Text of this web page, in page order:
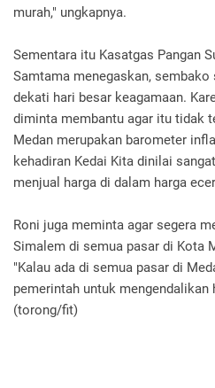
murah," ungkapnya.
Sementara itu Kasatgas Pangan
Samtama menegaskan,‎
dekati hari besar keagamaan.
diminta membantu agar itu tidak
Medan merupakan barometer
kehadiran Kedai Kita dinilai
menjual harga di dalam harga
Roni juga meminta agar segera
Simalem di semua pasar di Kota
"Kalau ada di semua pasar di
pemerintah untuk mengendalikan
(torong/fit)